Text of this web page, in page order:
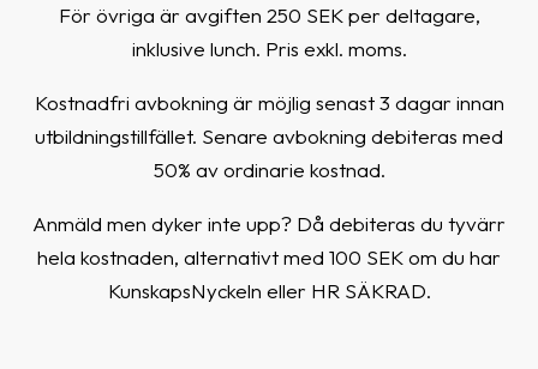
För övriga är avgiften 250 SEK per deltagare,
inklusive lunch. Pris exkl. moms.
Kostnadfri avbokning är möjlig senast 3 dagar innan
utbildningstillfället. Senare avbokning debiteras med
50% av ordinarie kostnad.
Anmäld men dyker inte upp? Då debiteras du tyvärr
hela kostnaden, alternativt med 100 SEK om du har
KunskapsNyckeln eller HR SÄKRAD.